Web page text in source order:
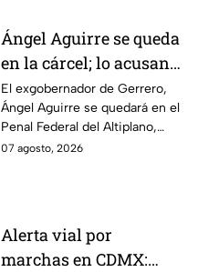
Ángel Aguirre se queda
en la cárcel; lo acusan
de destruir
información del caso
Ayotzinapa
El exgobernador de Gerrero,
Ángel Aguirre se quedará en el
Penal Federal del Altiplano,
luego de que fue detenido ayer
07 agosto, 2026
Alerta vial por
marchas en CDMX: